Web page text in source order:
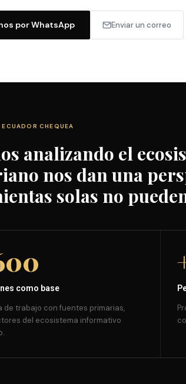
por WhatsApp Enviar un correo
CHEQUEA
analizando el
nos dan una
solas no
como base
de trabajo con fuentes primarias,
del ecosistema informativo